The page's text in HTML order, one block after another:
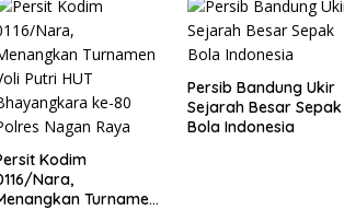
Kodim
Nara,
Turnamen
Persib Bandung Ukir
Sejarah Besar Sepak
Bola Indonesia